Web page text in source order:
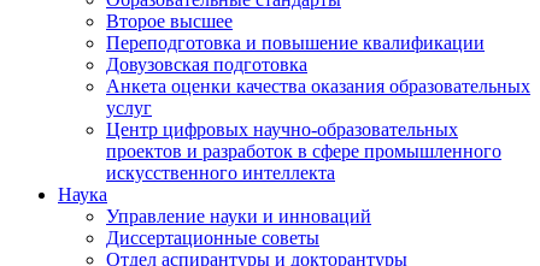
Второе высшее
Переподготовка и повышение квалификации
Довузовская подготовка
Анкета оценки качества оказания образовательных
услуг
Центр цифровых научно-образовательных
проектов и разработок в сфере промышленного
искусственного интеллекта
Наука
Управление науки и инноваций
Диссертационные советы
Отдел аспирантуры и докторантуры